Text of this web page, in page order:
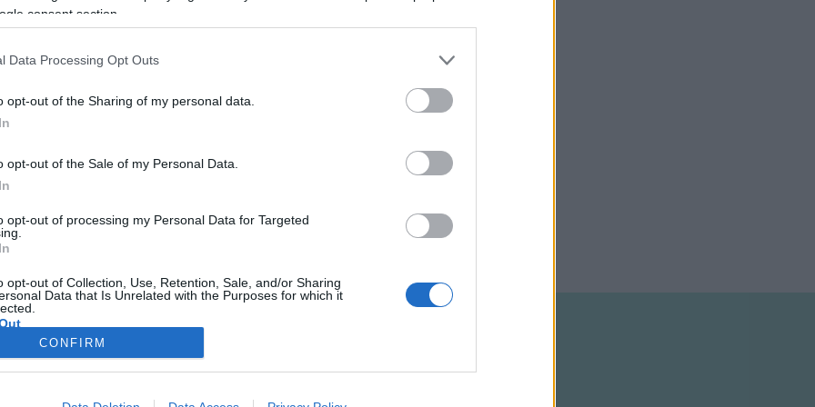
consent section.
Data Processing Opt Outs
opt-out of the Sharing of my personal data.
opt-out of the Sale of my Personal Data.
opt-out of processing my Personal Data for Targeted
opt-out of Collection, Use, Retention, Sale, and/or Sharing
Data that Is Unrelated with the Purposes for which it
allow Google to enable storage related to advertising like cookies on
CONFIRM
rossz koncertet ott lehet
kiállításról el lehet
épülettel muszáj együtt
A nemrég Kossuth-díjjal
a házak
az évszázadok múltán is
és elhasznált